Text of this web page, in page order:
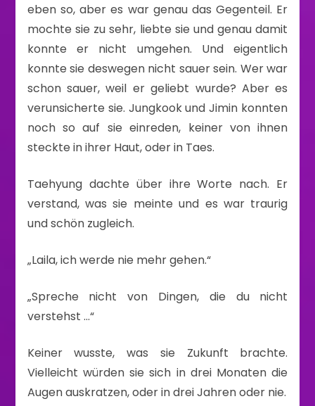
eben so, aber es war genau das Gegenteil. Er
mochte sie zu sehr, liebte sie und genau damit
konnte er nicht umgehen. Und eigentlich
konnte sie deswegen nicht sauer sein. Wer war
schon sauer, weil er geliebt wurde? Aber es
verunsicherte sie. Jungkook und Jimin konnten
noch so auf sie einreden, keiner von ihnen
steckte in ihrer Haut, oder in Taes.
Taehyung dachte über ihre Worte nach. Er
verstand, was sie meinte und es war traurig
und schön zugleich.
„Laila, ich werde nie mehr gehen.“
„Spreche nicht von Dingen, die du nicht
verstehst …“
Keiner wusste, was sie Zukunft brachte.
Vielleicht würden sie sich in drei Monaten die
Augen auskratzen, oder in drei Jahren oder nie.